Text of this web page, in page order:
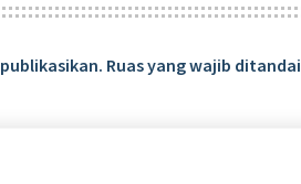
Ruas yang wajib ditandai